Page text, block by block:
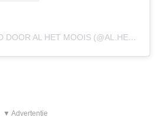
EEN BERICHT GEDEELD DOOR AL HET MOOIS (@AL.HET.MOOIS)
▼ Advertentie